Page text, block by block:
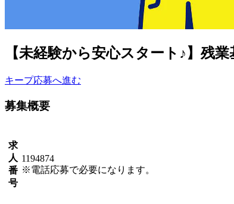
【未経験から安心スタート♪】残
キープ応募へ進む
募集概要
求
人
番
号
1194874
※電話応募で必要になります。